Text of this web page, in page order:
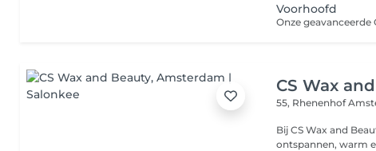
Voorhoofd
CS Wax
55, Rhenenhof
Bij CS Wax and
ontspannen, warm en professioneel